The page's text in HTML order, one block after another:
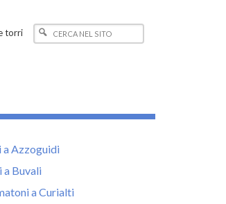
torri
a Azzoguidi
a Buvali
a Curialti